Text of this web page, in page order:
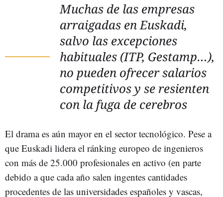
Muchas de las empresas
arraigadas en Euskadi,
salvo las excepciones
habituales (ITP, Gestamp…),
no pueden ofrecer salarios
competitivos y se resienten
con la fuga de cerebros
El drama es aún mayor en el sector tecnológico. Pese a
que Euskadi lidera el ránking europeo de ingenieros
con más de 25.000 profesionales en activo (en parte
debido a que cada año salen ingentes cantidades
procedentes de las universidades españoles y vascas,